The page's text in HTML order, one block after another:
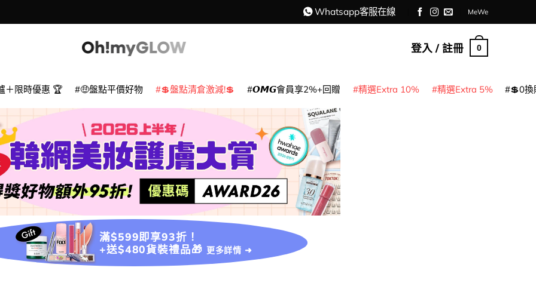
Whatsapp客服在線 MeWe
登入 / 註冊 0
＋限時優惠 🏆 🤑盤點平價好物 💲盤點清倉激減!💲 𝙊𝙈𝙂會員享2%+回贈 精選Extra 10% 精選Extra 5% 💲0換
滿$599即享93折！
+送$480貨裝禮品🎁 更多詳情 ➜